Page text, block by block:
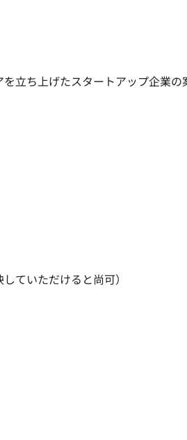
立ち上げたスタートアップ企業の
ていただけると尚可）